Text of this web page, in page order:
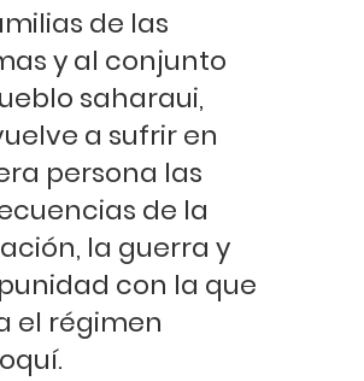
de las
y al conjunto
saharaui,
a sufrir en
persona las
de la
la guerra y
con la que
el régimen